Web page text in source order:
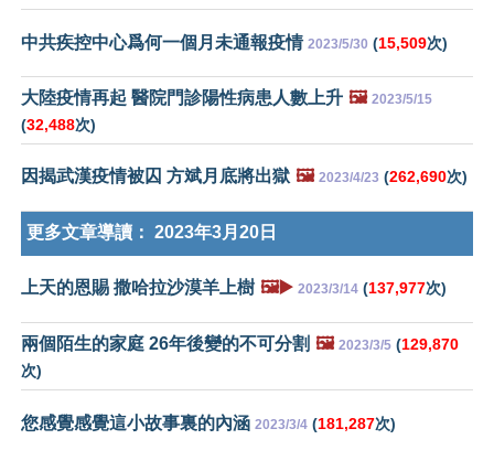
中共疾控中心爲何一個月未通報疫情 2023/5/30 (15,509次)
大陸疫情再起 醫院門診陽性病患人數上升 🖼️ 2023/5/15
(32,488次)
因揭武漢疫情被囚 方斌月底將出獄 🖼️ 2023/4/23 (262,690次)
更多文章導讀： 2023年3月20日
上天的恩賜 撒哈拉沙漠羊上樹 🖼️▶️ 2023/3/14 (137,977次)
兩個陌生的家庭 26年後變的不可分割 🖼️ 2023/3/5 (129,870
次)
您感覺感覺這小故事裏的內涵 2023/3/4 (181,287次)